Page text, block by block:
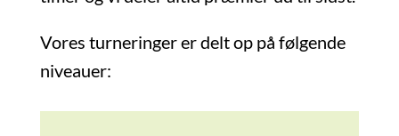
Vores turneringer er delt op på følgende
niveauer: